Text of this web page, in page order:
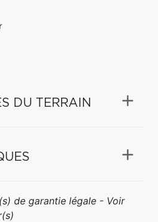
DU TERRAIN
de garantie légale - Voir